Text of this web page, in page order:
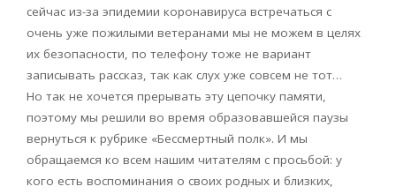
сейчас из-за эпидемии коронавируса встречаться с
очень уже пожилыми ветеранами мы не можем в целях
их безопасности, по телефону тоже не вариант
записывать рассказ, так как слух уже совсем не тот…
Но так не хочется прерывать эту цепочку памяти,
поэтому мы решили во время образовавшейся паузы
вернуться к рубрике «Бессмертный полк». И мы
обращаемся ко всем нашим читателям с просьбой: у
кого есть воспоминания о своих родных и близких,